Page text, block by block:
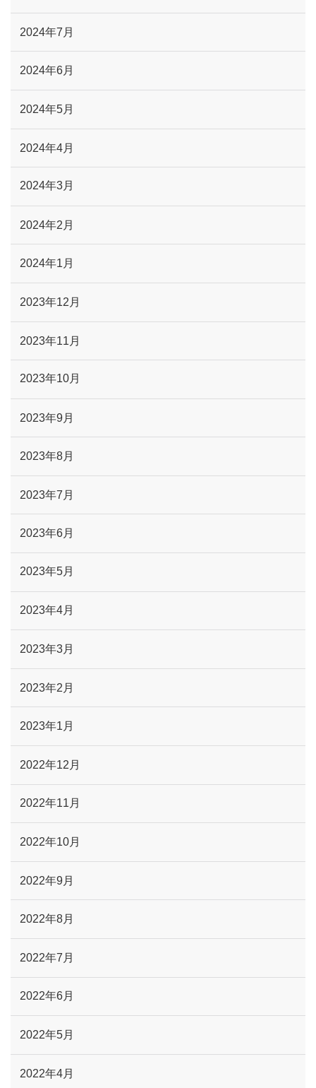
2024年7月
2024年6月
2024年5月
2024年4月
2024年3月
2024年2月
2024年1月
2023年12月
2023年11月
2023年10月
2023年9月
2023年8月
2023年7月
2023年6月
2023年5月
2023年4月
2023年3月
2023年2月
2023年1月
2022年12月
2022年11月
2022年10月
2022年9月
2022年8月
2022年7月
2022年6月
2022年5月
2022年4月